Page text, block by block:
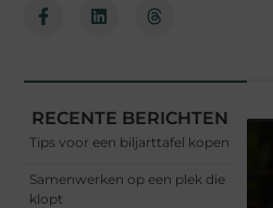
RECENTE BERICHTEN
Tips voor een biljarttafel kopen
Samenwerken op een plek die
klopt